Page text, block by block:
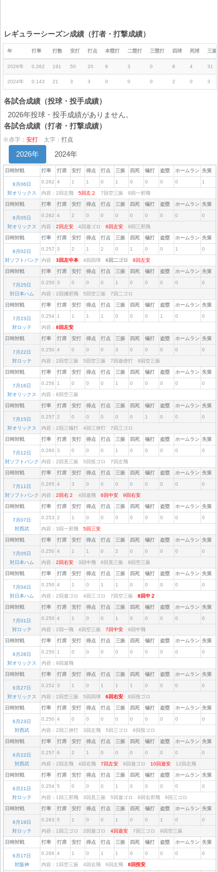
レギュラーシーズン成績（打者・打撃成績）
年 打率 打数 安打 打点 本塁打 二塁打 三塁打 四球 死球 三振
2026年 0.262 191 50 20 9 3 0 8 4 31
2024年 0.143 21 3 3 0 0 0 2 0 3
各試合成績（投球・投手成績）
2026年投球・投手成績がありません。
各試合成績（打者・打撃成績）
※赤字： 安打 太字： 打点
2026年 2024年
日時対戦 打率 打席 安打 得点 打点 三振 四死 犠打 盗塁 ホームラン 失策
8月06日
対オリックス
0.262 4 1 1 0 1 0 0 0 0 1
内容：2回左飛 5回左２ 7回空三振 9回一邪飛
日時対戦 打率 打席 安打 得点 打点 三振 四死 犠打 盗塁 ホームラン 失策
8月05日
対オリックス
0.262 4 2 0 0 0 0 0 0 0 0
内容： 2回左安 4回遊ゴロ 6回左安 9回三邪飛
日時対戦 打率 打席 安打 得点 打点 三振 四死 犠打 盗塁 ホームラン 失策
8月02日
対ソフトバンク
0.257 3 2 1 2 0 1 0 0 1 0
内容： 3回左中本 4回四球 6回二ゴロ 8回左安
日時対戦 打率 打席 安打 得点 打点 三振 四死 犠打 盗塁 ホームラン 失策
7月25日
対日本ハム
0.250 3 0 0 0 1 0 0 0 0 0
内容：2回捕邪飛 5回空三振 7回二ゴロ
日時対戦 打率 打席 安打 得点 打点 三振 四死 犠打 盗塁 ホームラン 失策
7月23日
対ロッテ
0.254 1 1 1 1 0 0 0 1 0 0
内容： 8回左安
日時対戦 打率 打席 安打 得点 打点 三振 四死 犠打 盗塁 ホームラン 失策
7月22日
対ロッテ
0.250 4 0 0 0 3 0 0 0 0 0
内容：2回空三振 5回空三振 7回遊併打 9回空三振
日時対戦 打率 打席 安打 得点 打点 三振 四死 犠打 盗塁 ホームラン 失策
7月16日
対オリックス
0.256 1 0 0 0 1 0 0 0 0 0
内容：8回空三振
日時対戦 打率 打席 安打 得点 打点 三振 四死 犠打 盗塁 ホームラン 失策
7月15日
対オリックス
0.257 2 0 0 0 0 0 1 0 0 0
内容：2回三犠打 4回三併打 7回三ゴロ
日時対戦 打率 打席 安打 得点 打点 三振 四死 犠打 盗塁 ホームラン 失策
7月12日
対ソフトバンク
0.260 3 0 0 0 1 0 0 0 0 0
内容：2回見三振 5回投ゴロ 7回左飛
日時対戦 打率 打席 安打 得点 打点 三振 四死 犠打 盗塁 ホームラン 失策
7月11日
対ソフトバンク
0.265 4 3 0 0 0 0 0 0 0 0
内容： 2回右２ 4回遊飛 6回中安 9回右安
日時対戦 打率 打席 安打 得点 打点 三振 四死 犠打 盗塁 ホームラン 失策
7月07日
対西武
0.253 2 1 0 0 0 0 0 0 0 0
内容：3回一邪飛 5回三安
日時対戦 打率 打席 安打 得点 打点 三振 四死 犠打 盗塁 ホームラン 失策
7月05日
対日本ハム
0.250 4 1 1 0 2 0 0 0 0 0
内容： 2回右安 3回中飛 6回見三振 8回空三振
日時対戦 打率 打席 安打 得点 打点 三振 四死 犠打 盗塁 ホームラン 失策
7月04日
対日本ハム
0.250 4 1 0 1 1 0 0 0 0 0
内容：2回遊ゴロ 4回三ゴロ 7回空三振 8回中２
日時対戦 打率 打席 安打 得点 打点 三振 四死 犠打 盗塁 ホームラン 失策
7月01日
対ロッテ
0.250 4 1 0 0 1 0 0 0 0 0
内容：2回一飛 4回空三振 7回中安 9回中飛
日時対戦 打率 打席 安打 得点 打点 三振 四死 犠打 盗塁 ホームラン 失策
6月28日
対オリックス
0.250 1 0 0 0 0 0 0 0 0 0
内容：9回遊飛
日時対戦 打率 打席 安打 得点 打点 三振 四死 犠打 盗塁 ホームラン 失策
6月27日
対オリックス
0.252 3 1 0 1 1 1 0 0 0 0
内容：2回空三振 5回四球 6回右安 8回投ゴロ
日時対戦 打率 打席 安打 得点 打点 三振 四死 犠打 盗塁 ホームラン 失策
6月23日
対西武
0.250 4 0 0 0 0 0 0 0 0 0
内容：2回三併打 3回左飛 5回三ゴロ 6回投ゴロ
日時対戦 打率 打席 安打 得点 打点 三振 四死 犠打 盗塁 ホームラン 失策
6月22日
対西武
0.257 6 2 1 0 0 0 0 0 0 0
内容：2回左飛 4回右飛 7回左安 8回遊ゴロ 10回遊安 12回左飛
日時対戦 打率 打席 安打 得点 打点 三振 四死 犠打 盗塁 ホームラン 失策
6月21日
対ロッテ
0.254 5 0 0 0 1 0 0 0 0 0
内容：1回三邪飛 3回見三振 5回遊ゴロ 8回右邪飛 9回三ゴロ
日時対戦 打率 打席 安打 得点 打点 三振 四死 犠打 盗塁 ホームラン 失策
6月19日
対ロッテ
0.263 5 1 0 0 1 0 0 1 0 0
内容：1回三ゴロ 2回遊ゴロ 4回遊安 7回三ゴロ 9回空三振
日時対戦 打率 打席 安打 得点 打点 三振 四死 犠打 盗塁 ホームラン 失策
6月17日
対阪神
0.266 4 1 0 1 1 0 0 0 0 0
内容：1回空三振 4回右飛 6回左飛 8回投安